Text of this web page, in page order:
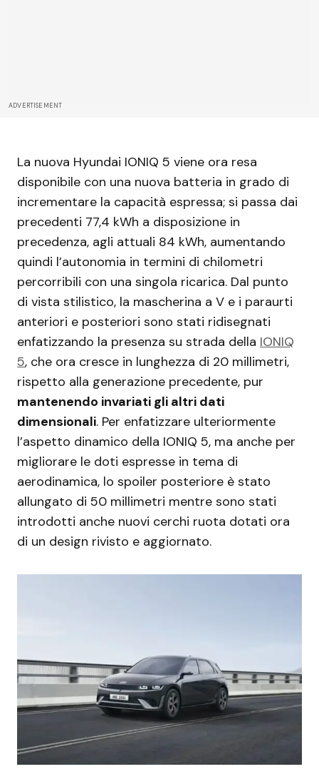
ADVERTISEMENT
La nuova Hyundai IONIQ 5 viene ora resa
disponibile con una nuova batteria in grado di
incrementare la capacità espressa; si passa dai
precedenti 77,4 kWh a disposizione in
precedenza, agli attuali 84 kWh, aumentando
quindi l’autonomia in termini di chilometri
percorribili con una singola ricarica. Dal punto
di vista stilistico, la mascherina a V e i paraurti
anteriori e posteriori sono stati ridisegnati
enfatizzando la presenza su strada della IONIQ
5, che ora cresce in lunghezza di 20 millimetri,
rispetto alla generazione precedente, pur
mantenendo invariati gli altri dati
dimensionali. Per enfatizzare ulteriormente
l’aspetto dinamico della IONIQ 5, ma anche per
migliorare le doti espresse in tema di
aerodinamica, lo spoiler posteriore è stato
allungato di 50 millimetri mentre sono stati
introdotti anche nuovi cerchi ruota dotati ora
di un design rivisto e aggiornato.